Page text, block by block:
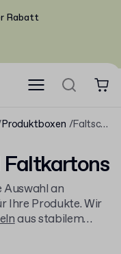
Rabatt
Produktboxen Faltschachteln
Auswahl an
Ihre Produkte. Wir
aus stabilem
Ihren